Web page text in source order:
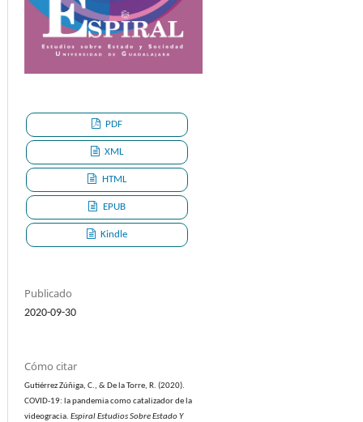
PDF
XML
HTML
EPUB
Kindle
Publicado
2020-09-30
Cómo citar
Gutiérrez Zúñiga, C., & De la Torre, R. (2020).
COVID-19: la pandemia como catalizador de la
videogracia. Espiral Estudios Sobre Estado Y